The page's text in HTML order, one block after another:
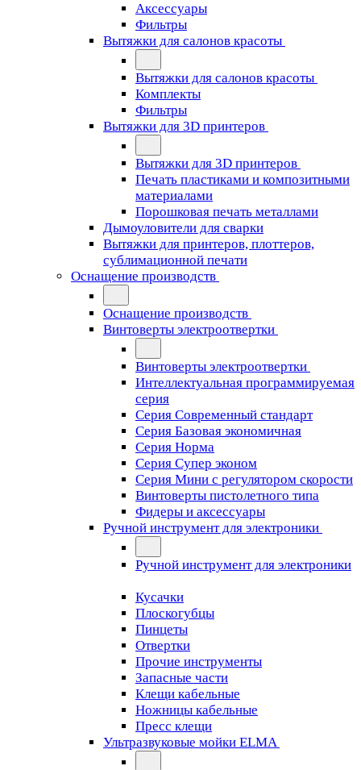
Аксессуары
Фильтры
Вытяжки для салонов красоты
Вытяжки для салонов красоты
Комплекты
Фильтры
Вытяжки для 3D принтеров
Вытяжки для 3D принтеров
Печать пластиками и композитными
материалами
Порошковая печать металлами
Дымоуловители для сварки
Вытяжки для принтеров, плоттеров,
сублимационной печати
Оснащение производств
Оснащение производств
Винтоверты электроотвертки
Винтоверты электроотвертки
Интеллектуальная программируемая
серия
Серия Современный стандарт
Серия Базовая экономичная
Серия Норма
Серия Cупер эконом
Серия Мини с регулятором скорости
Винтоверты пистолетного типа
Фидеры и аксессуары
Ручной инструмент для электроники
Ручной инструмент для электроники
Кусачки
Плоскогубцы
Пинцеты
Отвертки
Прочие инструменты
Запасные части
Клещи кабельные
Ножницы кабельные
Пресс клещи
Ультразвуковые мойки ELMA